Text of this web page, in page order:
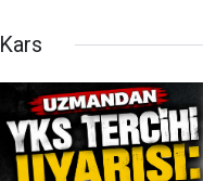
Kars